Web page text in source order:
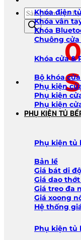
Tìm
kiếm
sản
phẩm
Khóa điện
Khóa vân
Khóa
Chuông
Khóa cửa &
Bộ khóa
Phụ kiện
Phụ kiện
Phụ kiện
PHỤ KIỆN TỦ
Phụ kiện tủ
Bản lề
Giá bát di
Giá dao
Giá treo đa
Giá xoong
Hệ thống
Phụ kiện tủ